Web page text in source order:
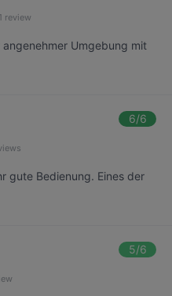
1 review
Umgebung mit
6/6
gute Bedienung. Eines der
5/6